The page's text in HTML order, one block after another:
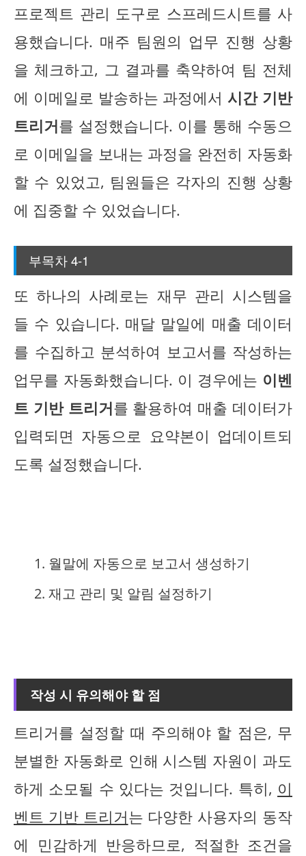
프로젝트 관리 도구로 스프레드시트를 사
용했습니다. 매주 팀원의 업무 진행 상황
을 체크하고, 그 결과를 축약하여 팀 전체
에 이메일로 발송하는 과정에서시간 기반
트리거를 설정했습니다. 이를 통해 수동으
로 이메일을 보내는 과정을 완전히 자동화
할 수 있었고, 팀원들은 각자의 진행 상황
에 집중할 수 있었습니다.
부목차 4-1
또 하나의 사례로는 재무 관리 시스템을
들 수 있습니다. 매달 말일에 매출 데이터
를 수집하고 분석하여 보고서를 작성하는
업무를 자동화했습니다. 이 경우에는 이벤
트 기반 트리거를 활용하여 매출 데이터가
입력되면 자동으로 요약본이 업데이트되
도록 설정했습니다.
월말에 자동으로 보고서 생성하기
재고 관리 및 알림 설정하기
작성 시 유의해야 할 점
트리거를 설정할 때 주의해야 할 점은, 무
분별한 자동화로 인해 시스템 자원이 과도
하게 소모될 수 있다는 것입니다. 특히, 이
벤트 기반 트리거는 다양한 사용자의 동작
에 민감하게 반응하므로, 적절한 조건을